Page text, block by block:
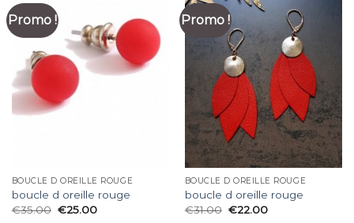
Promo !
BOUCLE D OREILLE ROUGE
boucle d oreille rouge
€35.00 €25.00
Promo !
BOUCLE D OREILLE ROUGE
boucle d oreille rouge
€31.00 €22.00